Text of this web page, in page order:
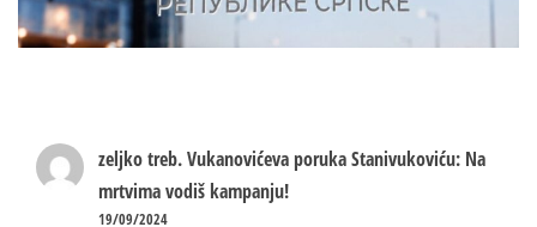
zeljko treb.Vukanovićeva poruka Stanivukoviću: Na
mrtvima vodiš kampanju!
19/09/2024